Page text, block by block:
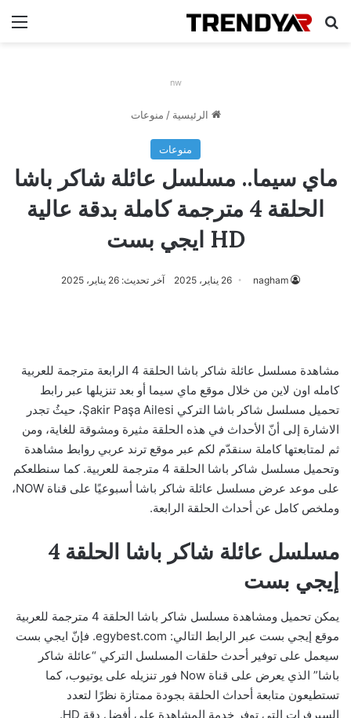
بحث عن
nw
الرئيسية / منوعات
منوعات
ماي سيما.. مسلسل عائلة شاكر باشا
الحلقة 4 مترجمة كاملة بدقة عالية
HD ايجي بست
nagham 26 يناير، 2025 آخر تحديث: 26 يناير، 2025
مشاهدة مسلسل عائلة شاكر باشا الحلقة 4 الرابعة مترجمة للعربية
كامله اون لاين من خلال موقع ماي سيما أو بعد تنزيلها عبر رابط
تحميل مسلسل شاكر باشا التركي Şakir Paşa Ailesi، حيثُ تجدر
الاشارة إلى أنّ الأحداث في هذه الحلقة مثيرة ومشوقة للغاية، ومن
ثم لمتابعتها كاملة سنقدّم لكم عبر موقع ترند عربي روابط مشاهدة
وتحميل مسلسل شاكر باشا الحلقة 4 مترجمة للعربية. كما سنطلعكم
على موعد عرض مسلسل عائلة شاكر باشا أسبوعيًا على قناة NOW،
وملخص كامل عن أحداث الحلقة الرابعة.
مسلسل عائلة شاكر باشا الحلقة 4
إيجي بست
يمكن تحميل ومشاهدة مسلسل شاكر باشا الحلقة 4 مترجمة للعربية
موقع إيجي بست عبر الرابط التالي: egybest.com. فإنّ ايجي بست
سيعمل على توفير أحدث حلقات المسلسل التركي “عائلة شاكر
باشا” الذي يعرض على قناة Now فور تنزيله على يوتيوب، كما
تستطيعون متابعة أحداث الحلقة بجودة ممتازة نظرًا لتعدد
السيرفرات التي توفر خدمة المشاهدة على أفضل دقة HD.